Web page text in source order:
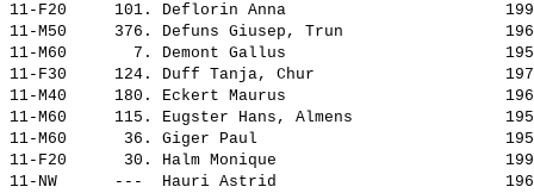
11-F20     101. Deflorin Anna
11-M50     376. Defuns Giusep, Trun
11-M60       7. Demont Gallus
11-F30     124. Duff Tanja, Chur
11-M40     180. Eckert Maurus
11-M60     115. Eugster Hans, Almens
11-M60      36. Giger Paul
11-F20      30. Halm Monique
11-NW      --- Hauri Astrid